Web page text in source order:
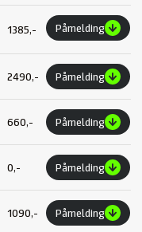
1385,- Påmelding
2490,- Påmelding
660,- Påmelding
0,- Påmelding
1090,- Påmelding